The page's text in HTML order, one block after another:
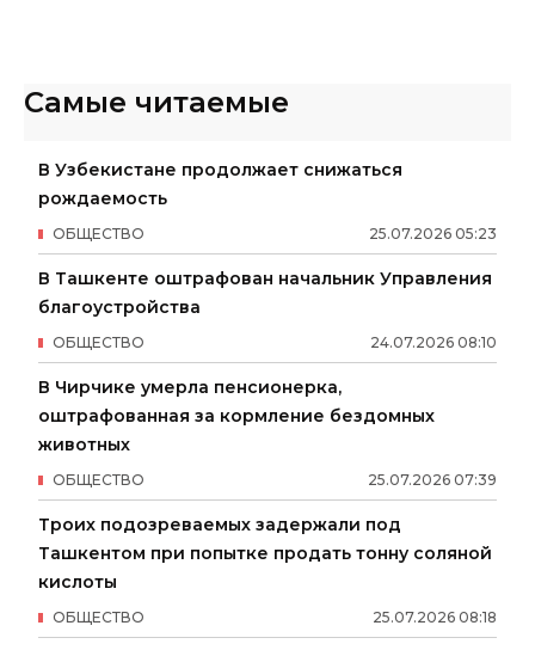
Самые читаемые
В Узбекистане продолжает снижаться
рождаемость
25.07.2026 05:23
ОБЩЕСТВО
В Ташкенте оштрафован начальник Управления
благоустройства
24.07.2026 08:10
ОБЩЕСТВО
В Чирчике умерла пенсионерка,
оштрафованная за кормление бездомных
животных
25.07.2026 07:39
ОБЩЕСТВО
Троих подозреваемых задержали под
Ташкентом при попытке продать тонну соляной
кислоты
25.07.2026 08:18
ОБЩЕСТВО